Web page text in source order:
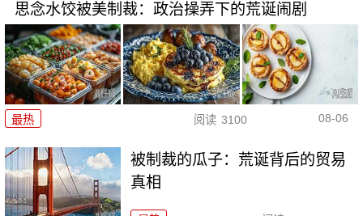
思念水饺被美制裁：政治操弄下的荒诞闹剧
最热 阅读 3100 08-06
被制裁的瓜子：荒诞背后的贸易
真相